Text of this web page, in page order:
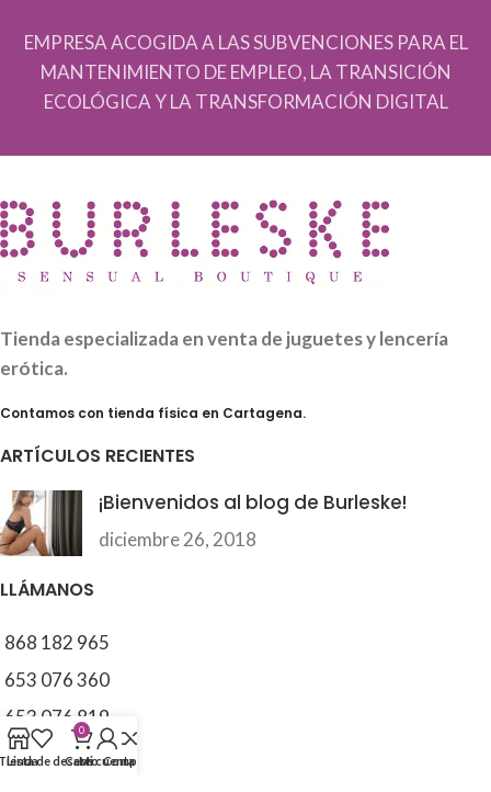
EMPRESA ACOGIDA A LAS SUBVENCIONES PARA EL
MANTENIMIENTO DE EMPLEO, LA TRANSICIÓN
ECOLÓGICA Y LA TRANSFORMACIÓN DIGITAL
Tienda especializada en venta de juguetes y lencería
erótica.
Contamos con tienda física en Cartagena.
ARTÍCULOS RECIENTES
¡Bienvenidos al blog de Burleske!
diciembre 26, 2018
LLÁMANOS
868 182 965
653 076 360
653 076 819
616 374 453
Lista de deseos
0
Carro
Mi cuenta
Comparar